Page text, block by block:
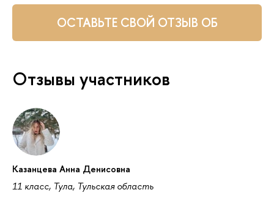
ОСТАВЬТЕ СВОЙ ОТЗЫВ ОБ
Отзывы участников
Казанцева Анна Денисовна
11 класс, Тула, Тульская область